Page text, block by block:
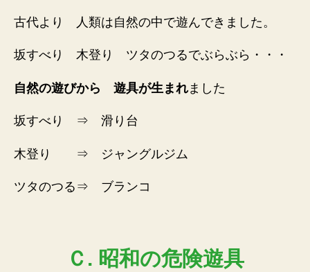
古代より 人類は自然の中で遊んできました。
坂すべり 木登り ツタのつるでぶらぶら・・・
自然の遊びから 遊具が生まれ ました
坂すべり ⇒ 滑り台
木登り ⇒ ジャングルジム
ツタのつる⇒ ブランコ
Ｃ. 昭和の危険遊具